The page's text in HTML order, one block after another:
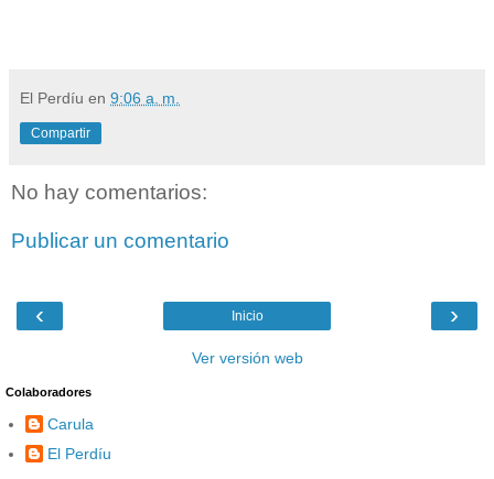
El Perdíu en 9:06 a. m.
Compartir
No hay comentarios:
Publicar un comentario
‹ ›
Inicio
Ver versión web
Colaboradores
Carula
El Perdíu